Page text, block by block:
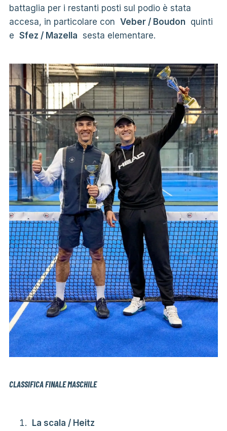
battaglia per i restanti posti sul podio è stata
accesa, in particolare con Veber / Boudonquinti
e Sfez / Mazella sesta elementare.
CLASSIFICA FINALE MASCHILE
La scala / Heitz